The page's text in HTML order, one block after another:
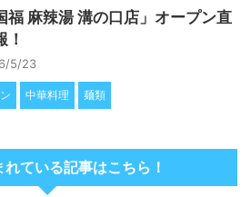
福 麻辣湯 溝の口店」オープン直
！
5/23
中華料理 麺類
ている記事はこちら！